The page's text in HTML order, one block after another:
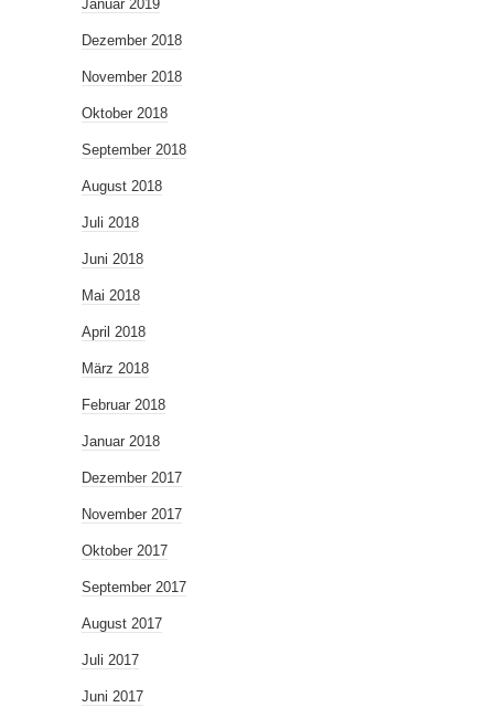
Januar 2019
Dezember 2018
November 2018
Oktober 2018
September 2018
August 2018
Juli 2018
Juni 2018
Mai 2018
April 2018
März 2018
Februar 2018
Januar 2018
Dezember 2017
November 2017
Oktober 2017
September 2017
August 2017
Juli 2017
Juni 2017